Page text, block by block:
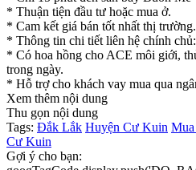
* Thuận tiện đầu tư hoặc mua ở.
* Cam kết giá bán tốt nhất thị trường.
* Thông tin chi tiết liên hệ chính
* Có hoa hồng cho ACE môi giới,
trong ngày.
* Hỗ trợ cho khách vay mua qua
Xem thêm nội dung
Thu gọn nội dung
Tags: Đắk Lắk Huyện Cư Kuin Mua
Cư Kuin
Gợi ý cho bạn: